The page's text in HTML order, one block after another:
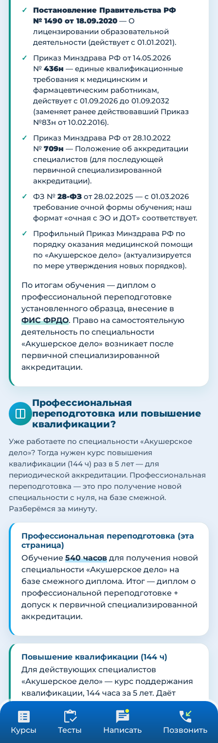
Курсы Тесты Написать Позвонить
Постановление Правительства РФ
№ 1490 от 18.09.2020 — О
лицензировании образовательной
деятельности (действует с 01.01.2021).
Приказ Минздрава РФ от 14.05.2026
№ 436н — единые квалификационные
требования к медицинским и
фармацевтическим работникам,
действует с 01.09.2026 до 01.09.2032
(заменяет ранее действовавший Приказ
№83н от 10.02.2016).
Приказ Минздрава РФ от 28.10.2022
№ 709н — Положение об аккредитации
специалистов (для последующей
первичной специализированной
аккредитации).
ФЗ № 28-ФЗ от 28.02.2025 — с 01.03.2026
требование очной формы обучения; наш
формат «очная с ЭО и ДОТ» соответствует.
Профильный Приказ Минздрава РФ по
порядку оказания медицинской помощи
по «Акушерское дело» (актуализируется
по мере утверждения новых порядков).
По итогам обучения — диплом о
профессиональной переподготовке
установленного образца, внесение в
ФИС ФРДО. Право на самостоятельную
деятельность по специальности
«Акушерское дело» возникает после
первичной специализированной
аккредитации.
Профессиональная
переподготовка или повышение
квалификации?
Уже работаете по специальности «Акушерское
дело»? Тогда нужен курс повышения
квалификации (144 ч) раз в 5 лет — для
периодической аккредитации. Профессиональная
переподготовка — это про получение новой
специальности с нуля, на базе смежной.
Разберёмся за минуту.
Профессиональная переподготовка (эта
страница)
Обучение 540 часов для получения новой
специальности «Акушерское дело» на
базе смежного диплома. Итог — диплом о
профессиональной переподготовке +
допуск к первичной специализированной
аккредитации.
Повышение квалификации (144 ч)
Для действующих специалистов
«Акушерское дело» — курс поддержания
квалификации, 144 часа за 5 лет. Даёт
периодической аккредитации.
Открыть курс ПК «Акушерское дело»
24 900 ₽
540 ч Получить консультацию